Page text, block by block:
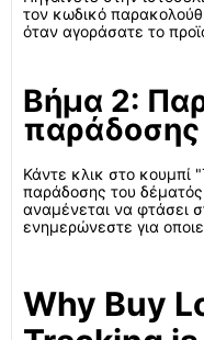
τον κωδικό
όταν αγοράσατε το
Βήμα 2:
παράδοσης
Κάντε κλικ στο κουμπί
παράδοσης του
αναμένεται να φτάσει
ενημερώνεστε για
Why Buy